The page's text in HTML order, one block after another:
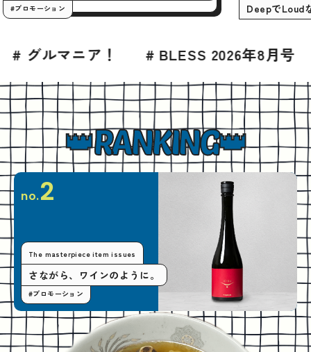
# BLESS 2026年8月号 # グルメ # 高
RANKING
no.2
The masterpiece item issues
さながら、ワインのように。
#プロモーション